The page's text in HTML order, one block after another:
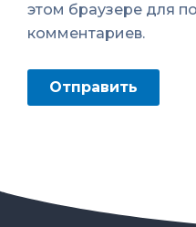
этом браузере для
комментариев.